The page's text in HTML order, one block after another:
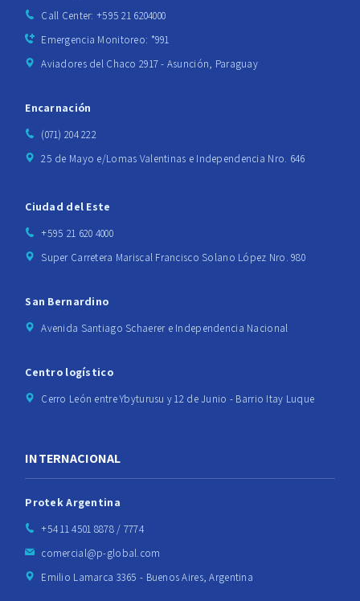
Call Center: +595 21 6204000
Emergencia Monitoreo: *991
Aviadores del Chaco 2917 - Asunción, Paraguay
Encarnación
(071) 204 222
25 de Mayo e/Lomas Valentinas e Independencia Nro. 646
Ciudad del Este
+595 21 620 4000
Super Carretera Mariscal Francisco Solano López Nro. 980
San Bernardino
Avenida Santiago Schaerer e Independencia Nacional
Centro logístico
Cerro León entre Ybyturusu y 12 de Junio - Barrio Itay Luque
INTERNACIONAL
Protek Argentina
+54 11 4501 8878 / 7774
comercial@p-global.com
Emilio Lamarca 3365 - Buenos Aires, Argentina